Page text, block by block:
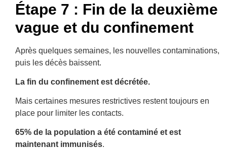
Étape 7 : Fin de la deuxième
vague et du confinement
Après quelques semaines, les nouvelles contaminations,
puis les décès baissent.
La fin du confinement est décrétée.
Mais certaines mesures restrictives restent toujours en
place pour limiter les contacts.
65% de la population a été contaminé et est
maintenant immunisés.